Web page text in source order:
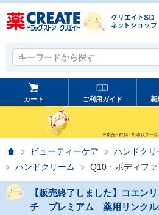
キーワードから探す
キーワードから探す
カート ご利用ガイド 新
ホームビューティーケア
ハンドクリ
ハンドクリーム
Q10・ボディフ
【販売終了しました】コエ
チ プレミアム 薬用リンク